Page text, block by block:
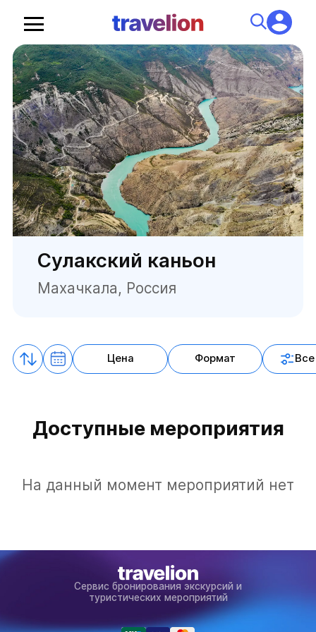
Сулакский каньон
Махачкала, Россия
Цена Формат
Доступные мероприятия
На данный момент мероприятий нет
Сервис бронирования экскурсий и
туристических мероприятий